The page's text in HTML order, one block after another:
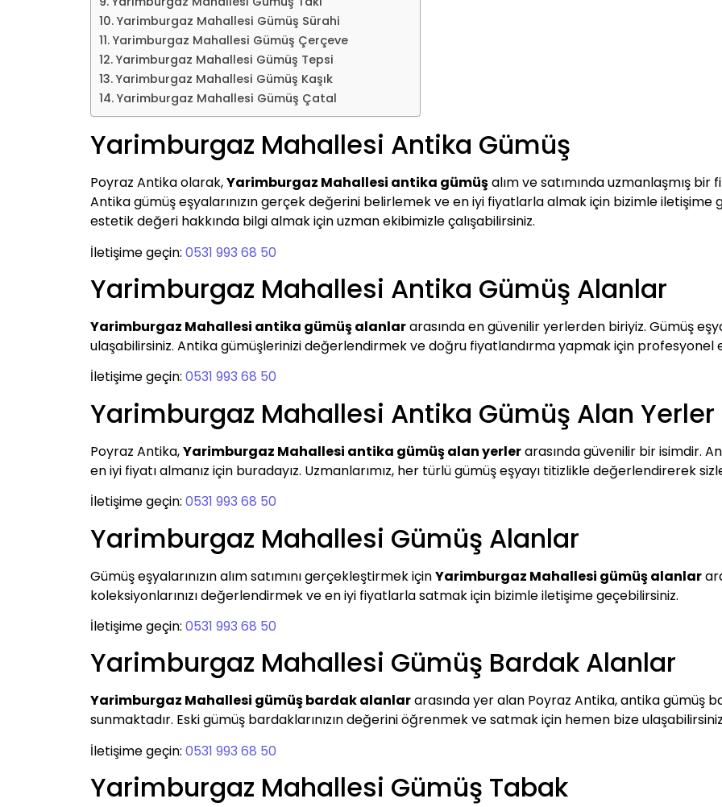
Yarimburgaz Mahallesi Gümüş Sürahi
Yarimburgaz Mahallesi Gümüş Çerçeve
Yarimburgaz Mahallesi Gümüş Tepsi
Yarimburgaz Mahallesi Gümüş Kaşık
Yarimburgaz Mahallesi Gümüş Çatal
Yarimburgaz Mahallesi Antika Gümüş
Poyraz Antika olarak,Yarimburgaz Mahallesi antika gümüşalım ve satımında uzmanlaşmış
Antika gümüş eşyalarınızın gerçek değerini belirlemek ve en iyi fiyatlarla almak için bizimle iletişime
estetik değeri hakkında bilgi almak için uzman ekibimizle çalışabilirsiniz.
İletişime geçin: 0531 993 68 50
Yarimburgaz Mahallesi Antika Gümüş Alanlar
Yarimburgaz Mahallesi antika gümüş alanlararasında en güvenilir yerlerden biriyiz. Gümüş
ulaşabilirsiniz. Antika gümüşlerinizi değerlendirmek ve doğru fiyatlandırma yapmak için profesyonel
İletişime geçin: 0531 993 68 50
Yarimburgaz Mahallesi Antika Gümüş Alan Yerler
Poyraz Antika,Yarimburgaz Mahallesi antika gümüş alan yerlerarasında güvenilir bir isimdir.
en iyi fiyatı almanız için buradayız. Uzmanlarımız, her türlü gümüş eşyayı titizlikle değerlendirerek
İletişime geçin: 0531 993 68 50
Yarimburgaz Mahallesi Gümüş Alanlar
Gümüş eşyalarınızın alım satımını gerçekleştirmek içinYarimburgaz Mahallesi gümüş alanlar
koleksiyonlarınızı değerlendirmek ve en iyi fiyatlarla satmak için bizimle iletişime geçebilirsiniz.
İletişime geçin: 0531 993 68 50
Yarimburgaz Mahallesi Gümüş Bardak Alanlar
Yarimburgaz Mahallesi gümüş bardak alanlararasında yer alan Poyraz Antika, antika gümüş
sunmaktadır. Eski gümüş bardaklarınızın değerini öğrenmek ve satmak için hemen bize
İletişime geçin: 0531 993 68 50
Yarimburgaz Mahallesi Gümüş Tabak